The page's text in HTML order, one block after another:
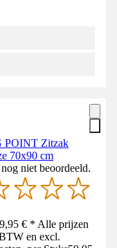
POINT Zitzak
70x90 cm
niet beoordeeld.
€ * Alle prijzen
en excl.